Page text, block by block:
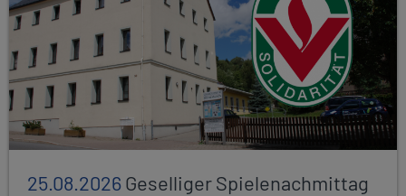
25.08.2026Geselliger Spielenachmittag